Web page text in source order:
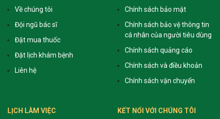
Về chúng tôi
Đội ngũ bác sĩ
Đặt mua thuốc
Đặt lịch khám bệnh
Liên hệ
Chính sách bảo mật
Chính sách bảo vệ thông tin
cá nhân của người tiêu dùng
Chính sách quảng cáo
Chính sách và điều khoản
Chính sách vận chuyển
LỊCH LÀM VIỆC KẾT NỐI VỚI CHÚNG TÔI